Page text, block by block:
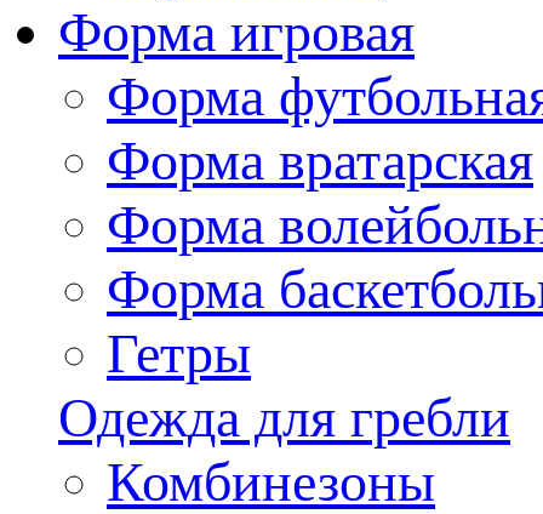
Форма игровая
Форма
Форма вратарская
Форма
Форма
Гетры
Одежда для гребли
Комбинезоны